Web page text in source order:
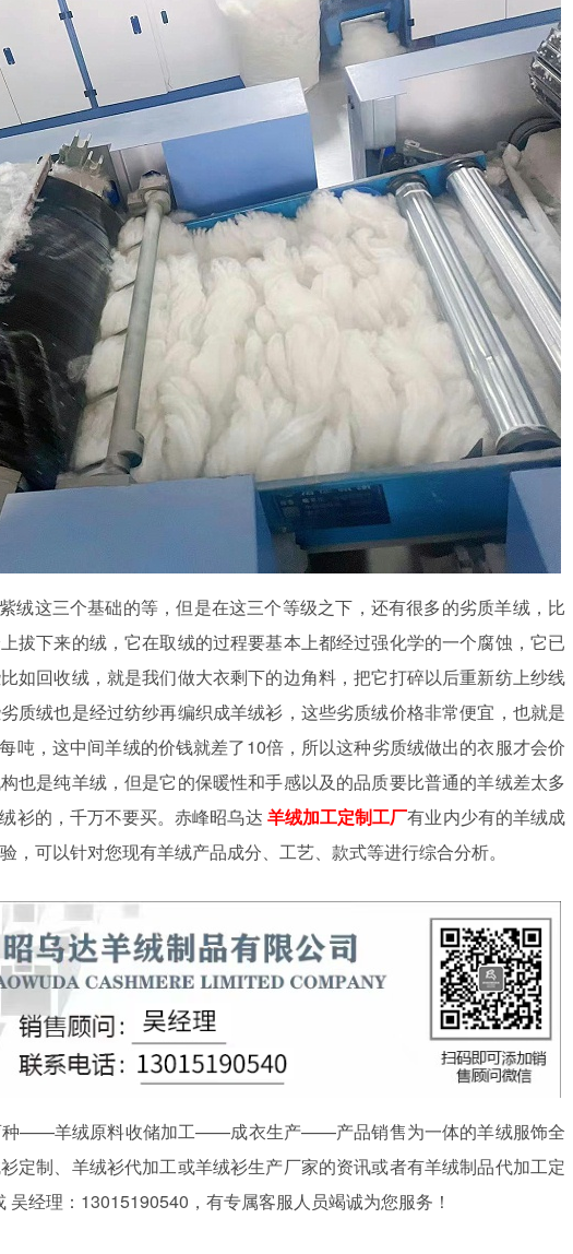
这三个基础的等，但是在这三个等级之下，还有很多的劣质羊绒，比
拔下来的绒，它在取绒的过程要基本上都经过强化学的一个腐蚀，它已
如回收绒，就是我们做大衣剩下的边角料，把它打碎以后重新纺上纱线
质绒也是经过纺纱再编织成羊绒衫，这些劣质绒价格非常便宜，也就是
吨，这中间羊绒的价钱就差了10倍，所以这种劣质绒做出的衣服才会价
也是纯羊绒，但是它的保暖性和手感以及的品质要比普通的羊绒差太多
衫的，千万不要买。赤峰昭乌达 羊绒加工定制工厂有业内少有的羊绒成
，可以针对您现有羊绒产品成分、工艺、款式等进行综合分析。
——羊绒原料收储加工——成衣生产——产品销售为一体的羊绒服饰全
定制、羊绒衫代加工或羊绒衫生产厂家的资讯或者有羊绒制品代加工定
经理：13015190540，有专属客服人员竭诚为您服务！